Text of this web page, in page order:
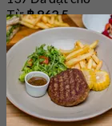
Từ฿ 862.5